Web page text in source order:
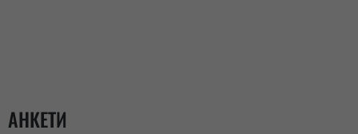
АНКЕТИ